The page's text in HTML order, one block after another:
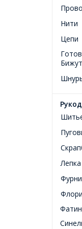
Нити
Цепи
Лепка
Фатин